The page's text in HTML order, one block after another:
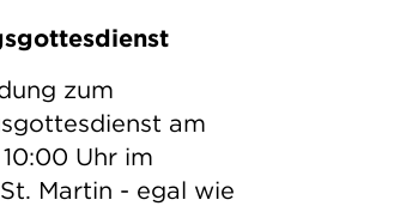
zum
am
Uhr im
Martin - egal wie